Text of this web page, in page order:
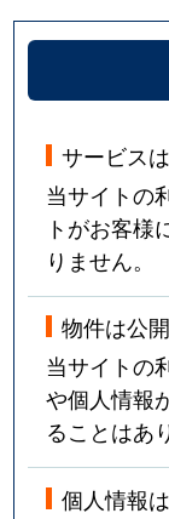
サービス
当サイトの
トがお客様
りません。
物件は公
当サイトの
や個人情報
ることはあ
個人情報